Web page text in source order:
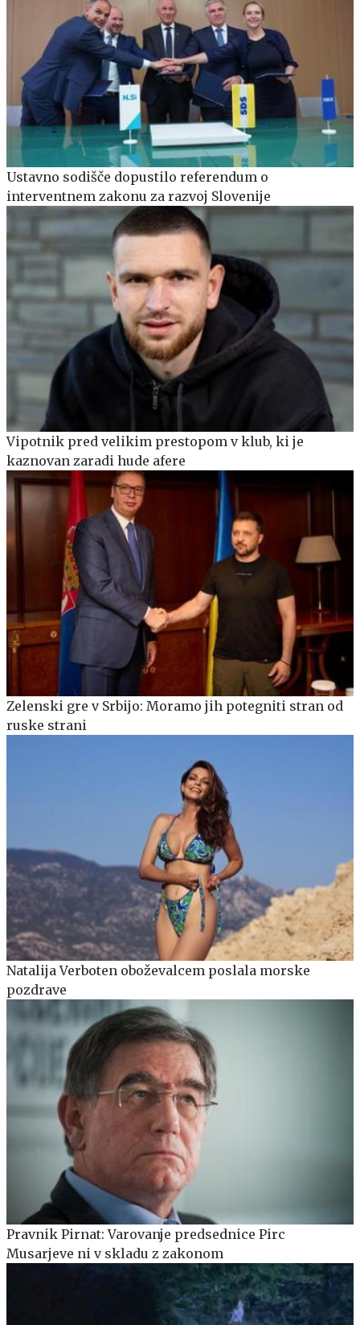
Ustavno sodišče dopustilo referendum o
interventnem zakonu za razvoj Slovenije
Vipotnik pred velikim prestopom v klub, ki je
kaznovan zaradi hude afere
Zelenski gre v Srbijo: Moramo jih potegniti stran od
ruske strani
Natalija Verboten oboževalcem poslala morske
pozdrave
Pravnik Pirnat: Varovanje predsednice Pirc
Musarjeve ni v skladu z zakonom